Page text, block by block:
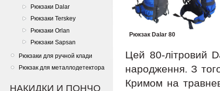
Рюкзаки Dalar
Рюкзаки Terskey
Рюкзаки Orlan
Рюкзаки Sapsan
Рюкзаки для ручной клади
Рюкзак для металлодетектора
НАКИДКИ И ПОНЧО
Рюкзак Dalar 80
Цей 80-літровий
народження. З
Кримом на